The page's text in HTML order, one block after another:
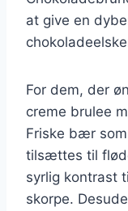
at give en
For dem, der
creme brulee
Friske bær
tilsættes til
syrlig kontrast
skorpe.